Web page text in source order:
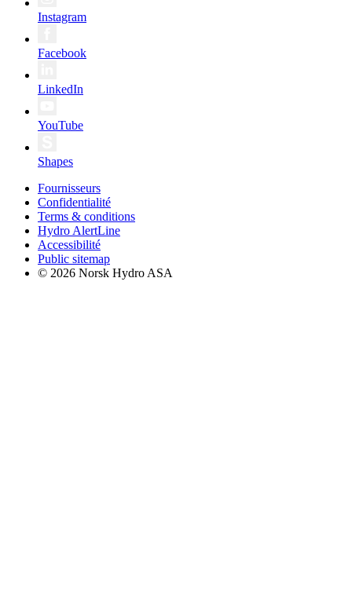
Instagram
Facebook
LinkedIn
YouTube
Shapes
Fournisseurs
Confidentialité
Terms & conditions
Hydro AlertLine
Accessibilité
Public sitemap
© 2026 Norsk Hydro ASA